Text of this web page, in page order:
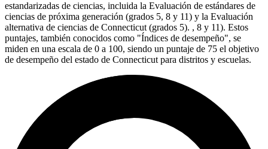
estandarizadas de ciencias, incluida la Evaluación de estándares de
ciencias de próxima generación (grados 5, 8 y 11) y la Evaluación
alternativa de ciencias de Connecticut (grados 5). , 8 y 11). Estos
puntajes, también conocidos como "Índices de desempeño", se
miden en una escala de 0 a 100, siendo un puntaje de 75 el objetivo
de desempeño del estado de Connecticut para distritos y escuelas.